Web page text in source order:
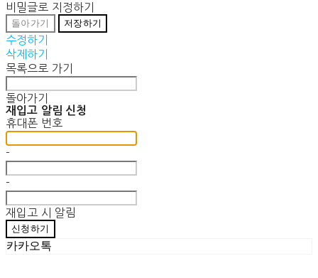
비밀글로 지정하기
돌아가기 저장하기
수정하기
삭제하기
목록으로 가기
돌아가기
재입고 알림 신청
휴대폰 번호
-
-
재입고 시 알림
신청하기
카카오톡